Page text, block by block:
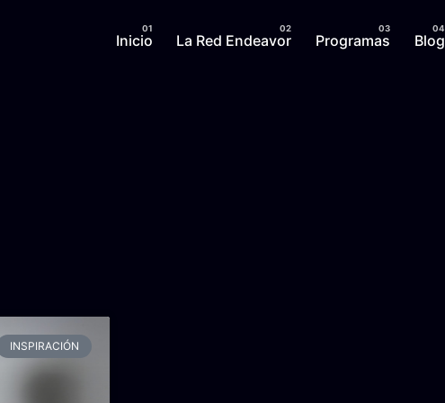
Inicio La Red Endeavor Programas Blog
INSPIRACIÓN